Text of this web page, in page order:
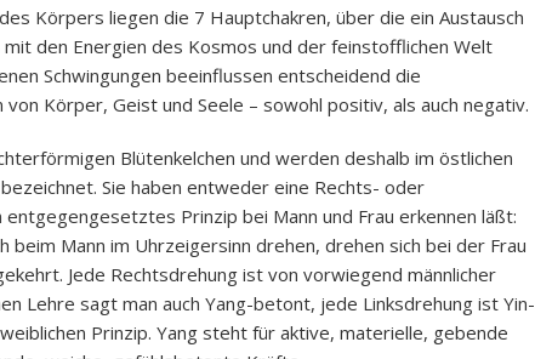
Körpers liegen die 7 Hauptchakren, über die ein Austausch
den Energien des Kosmos und der feinstofflichen Welt
Schwingungen beeinflussen entscheidend die
Körper, Geist und Seele – sowohl positiv, als auch negativ.
Blütenkelchen und werden deshalb im östlichen
Sie haben entweder eine Rechts- oder
entgegengesetztes Prinzip bei Mann und Frau erkennen läßt:
beim Mann im Uhrzeigersinn drehen, drehen sich bei der Frau
Jede Rechtsdrehung ist von vorwiegend männlicher
Lehre sagt man auch Yang-betont, jede Linksdrehung ist Yin-
Prinzip. Yang steht für aktive, materielle, gebende